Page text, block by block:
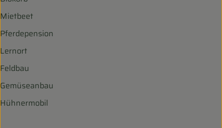
Mietbeet
Pferdepension
Lernort
Feldbau
Gemüseanbau
Hühnermobil